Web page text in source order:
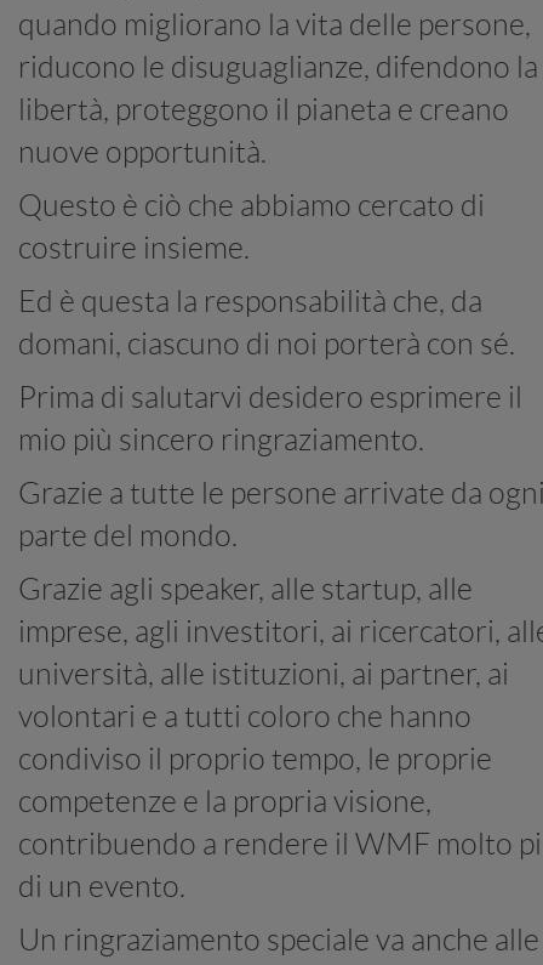
quando migliorano la vita delle persone,
riducono le disuguaglianze, difendono la
libertà, proteggono il pianeta e creano
nuove opportunità.
Questo è ciò che abbiamo cercato di
costruire insieme.
Ed è questa la responsabilità che, da
domani, ciascuno di noi porterà con sé.
Prima di salutarvi desidero esprimere il
mio più sincero ringraziamento.
Grazie a tutte le persone arrivate da
parte del mondo.
Grazie agli speaker, alle startup, alle
imprese, agli investitori, ai ricercatori,
università, alle istituzioni, ai partner, ai
volontari e a tutti coloro che hanno
condiviso il proprio tempo, le proprie
competenze e la propria visione,
contribuendo a rendere il WMF molto
di un evento.
Un ringraziamento speciale va anche alle